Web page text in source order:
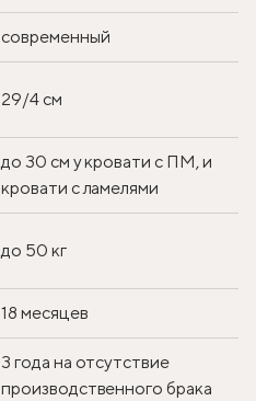
современный
29/4 см
до 30 см у кровати с ПМ, и
кровати с ламелями
до 50 кг
18 месяцев
3 года на отсутствие
производственного брака